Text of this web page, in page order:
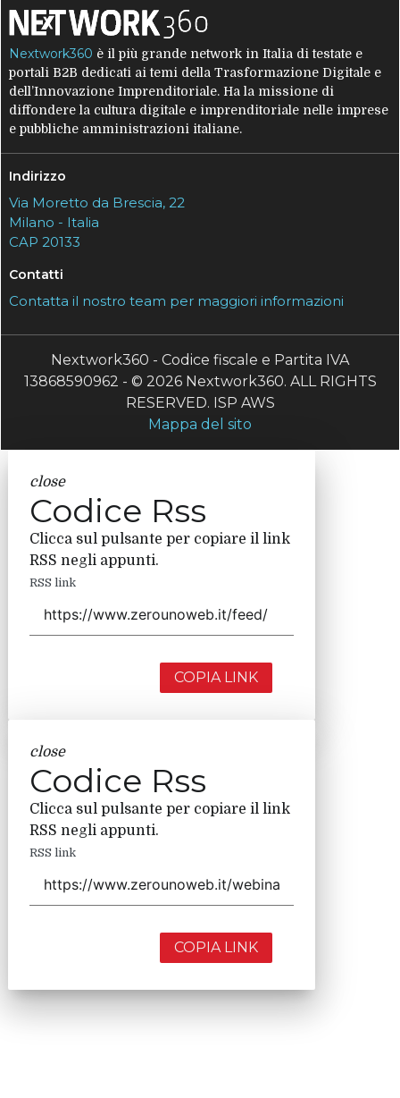
Nextwork360 è il più grande network in Italia di testate e
portali B2B dedicati ai temi della Trasformazione Digitale e
dell’Innovazione Imprenditoriale. Ha la missione di
diffondere la cultura digitale e imprenditoriale nelle imprese
e pubbliche amministrazioni italiane.
Indirizzo
Via Moretto da Brescia, 22
Milano - Italia
CAP 20133
Contatti
Contatta il nostro team per maggiori informazioni
Nextwork360 - Codice fiscale e Partita IVA
13868590962 - © 2026 Nextwork360. ALL RIGHTS
RESERVED. ISP AWS
Mappa del sito
close
Codice Rss
Clicca sul pulsante per copiare il link
RSS negli appunti.
RSS link
COPIA LINK
close
Codice Rss
Clicca sul pulsante per copiare il link
RSS negli appunti.
RSS link
COPIA LINK